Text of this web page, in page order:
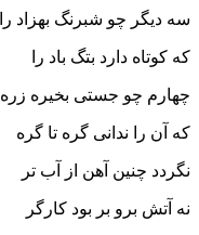
سه دیگر چو شبرنگ بهزاد را
که کوتاه دارد بتگ باد را
چهارم چو جستى بخیره زره
که آن را ندانى گره تا گره‏
نگردد چنین آهن از آب تر
نه آتش برو بر بود کارگر